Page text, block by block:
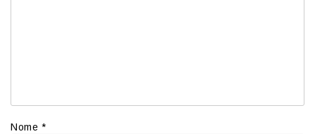
Nome *